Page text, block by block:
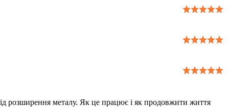
розширення металу. Як це працює і як продовжити життя